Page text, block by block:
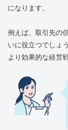
になります。
例えば、取引先の
いに役立つでしょ
より効果的な経営